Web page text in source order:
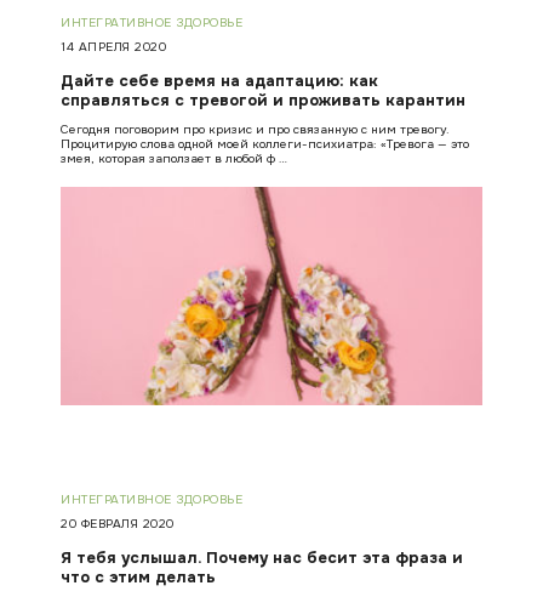
ИНТЕГРАТИВНОЕ ЗДОРОВЬЕ
14 АПРЕЛЯ 2020
Дайте себе время на адаптацию: как
справляться с тревогой и проживать карантин
Сегодня поговорим про кризис и про связанную с ним тревогу.
Процитирую слова одной моей коллеги-психиатра: «Тревога — это
змея, которая заползает в любой ф …
ИНТЕГРАТИВНОЕ ЗДОРОВЬЕ
20 ФЕВРАЛЯ 2020
Я тебя услышал. Почему нас бесит эта фраза и
что с этим делать